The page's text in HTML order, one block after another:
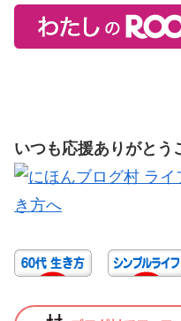
いつも応援ありがとう